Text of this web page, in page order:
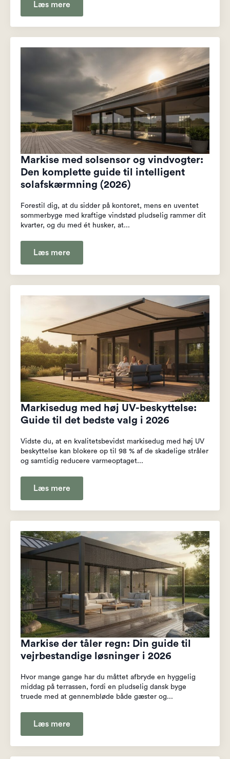
Læs mere
Markise med solsensor og vindvogter:
Den komplette guide til intelligent
solafskærmning (2026)
Forestil dig, at du sidder på kontoret, mens en uventet
sommerbyge med kraftige vindstød pludselig rammer dit
kvarter, og du med ét husker, at...
Læs mere
Markisedug med høj UV-beskyttelse:
Guide til det bedste valg i 2026
Vidste du, at en kvalitetsbevidst markisedug med høj UV
beskyttelse kan blokere op til 98 % af de skadelige stråler
og samtidig reducere varmeoptaget...
Læs mere
Markise der tåler regn: Din guide til
vejrbestandige løsninger i 2026
Hvor mange gange har du måttet afbryde en hyggelig
middag på terrassen, fordi en pludselig dansk byge
truede med at gennembløde både gæster og...
Læs mere